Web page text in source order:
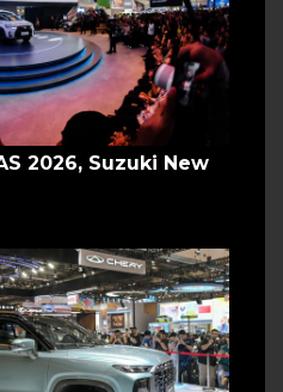
2026, Suzuki New